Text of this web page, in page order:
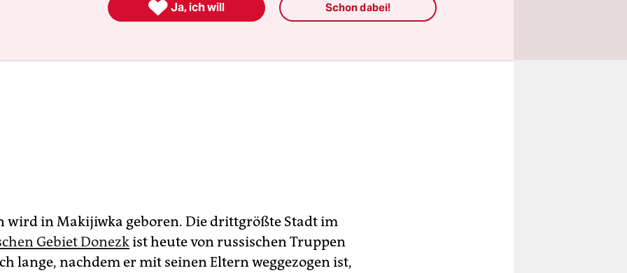
wird in Makijiwka geboren. Die drittgrößte Stadt im
Gebiet Donezkist heute von russischen Truppen
lange, nachdem er mit seinen Eltern weggezogen ist,
 Ja, ich will Schon dabei!